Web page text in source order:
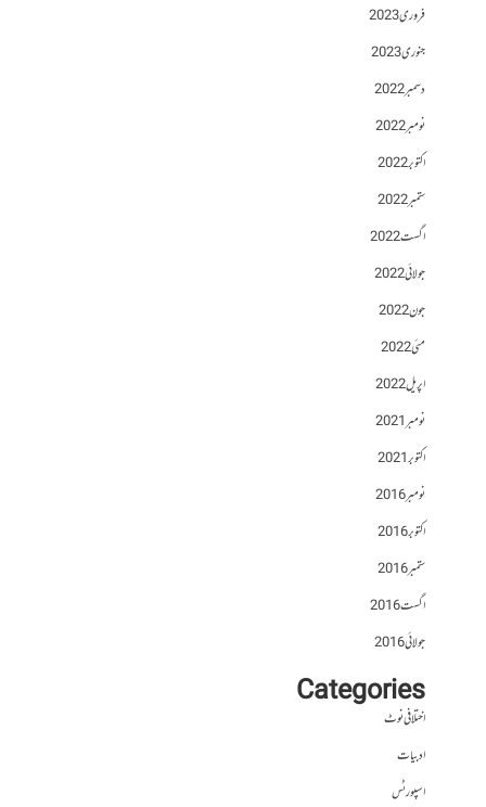
فروری 2023
جنوری 2023
دسمبر 2022
نومبر 2022
اکتوبر 2022
ستمبر 2022
اگست 2022
جولائی 2022
جون 2022
مئی 2022
اپریل 2022
نومبر 2021
اکتوبر 2021
نومبر 2016
اکتوبر 2016
ستمبر 2016
اگست 2016
جولائی 2016
Categories
اختلافی نوٹ
ادبیات
اسپورٹس